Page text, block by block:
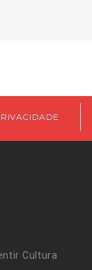
Cultura